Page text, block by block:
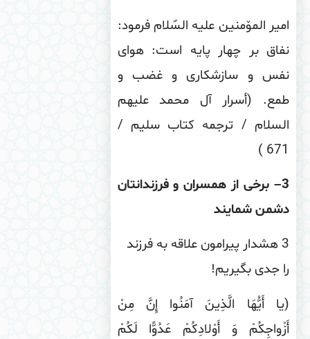
المۆمنین علیه السّلام فرمود:
بر چهار پایه است: هواى
و سازشكارى و غضب و
(أسرار آل محمد علیهم
/ترجمه كتاب سلیم /
)
– برخى از همسران و فرزندانتان
شمایند
3 هشدار پیرامون علاقه به فرزند
جدی بگیریم!
أَیُّهَا الَّذِینَ آمَنُوا إِنَّ مِنْ
وَ أَوْلادِكُمْ عَدُوًّا لَكُمْ